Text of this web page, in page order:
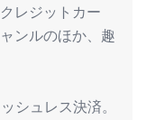
レジットカー
ンルのほか、趣
シュレス決済。